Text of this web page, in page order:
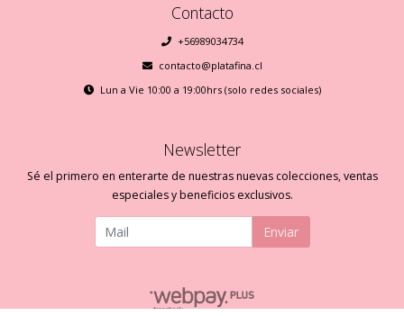
Contacto
+56989034734
contacto@platafina.cl
Lun a Vie 10:00 a 19:00hrs (solo redes sociales)
Newsletter
Sé el primero en enterarte de nuestras nuevas colecciones, ventas
especiales y beneficios exclusivos.
Enviar